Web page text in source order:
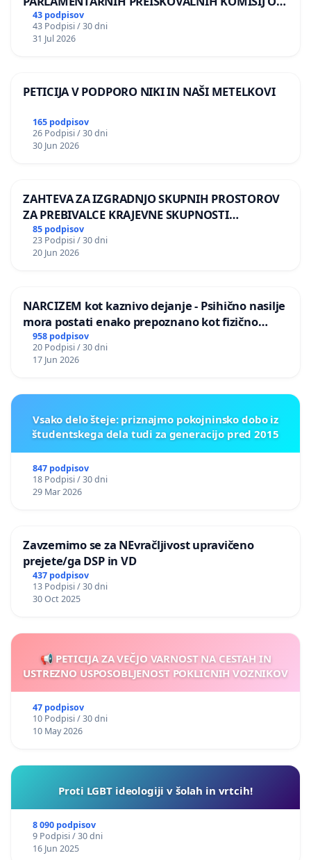
ILEGALNI TRGOVINI Z OROŽJEM
43 podpisov
43 Podpisi / 30 dni
31 Jul 2026
PETICIJA V PODPORO NIKI IN NAŠI METELKOVI
165 podpisov
26 Podpisi / 30 dni
30 Jun 2026
ZAHTEVA ZA IZGRADNJO SKUPNIH PROSTOROV
ZA PREBIVALCE KRAJEVNE SKUPNOSTI
PRESTRANEK
85 podpisov
23 Podpisi / 30 dni
20 Jun 2026
NARCIZEM kot kaznivo dejanje - Psihično nasilje
mora postati enako prepoznano kot fizično
nasilje
958 podpisov
20 Podpisi / 30 dni
17 Jun 2026
Vsako delo šteje: priznajmo pokojninsko dobo iz
študentskega dela tudi za generacijo pred 2015
847 podpisov
18 Podpisi / 30 dni
29 Mar 2026
Zavzemimo se za NEvračljivost upravičeno
prejete/ga DSP in VD
437 podpisov
13 Podpisi / 30 dni
30 Oct 2025
📢 PETICIJA ZA VEČJO VARNOST NA CESTAH IN
USTREZNO USPOSOBLJENOST POKLICNIH VOZNIKOV
47 podpisov
10 Podpisi / 30 dni
10 May 2026
Proti LGBT ideologiji v šolah in vrtcih!
8 090 podpisov
9 Podpisi / 30 dni
16 Jun 2025